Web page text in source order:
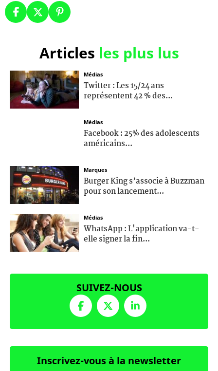
Articles les plus lus
Médias
Twitter : Les 15/24 ans
représentent 42 % des...
Médias
Facebook : 25% des adolescents
américains...
Marques
Burger King s’associe à Buzzman
pour son lancement...
Médias
WhatsApp : L'application va-t-
elle signer la fin...
SUIVEZ-NOUS
Inscrivez-vous à la newsletter